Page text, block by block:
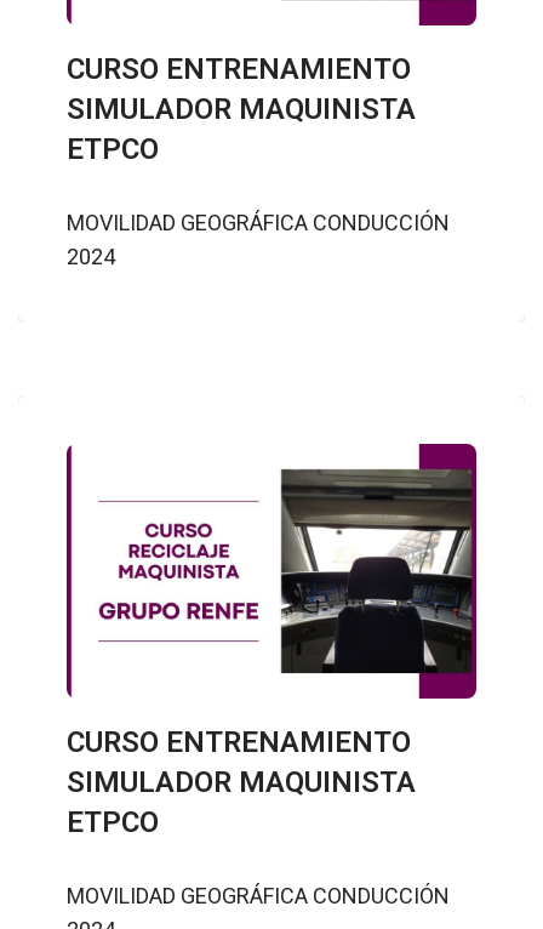
CURSO ENTRENAMIENTO
SIMULADOR MAQUINISTA
ETPCO
MOVILIDAD GEOGRÁFICA CONDUCCIÓN
2024
CURSO ENTRENAMIENTO
SIMULADOR MAQUINISTA
ETPCO
MOVILIDAD GEOGRÁFICA CONDUCCIÓN